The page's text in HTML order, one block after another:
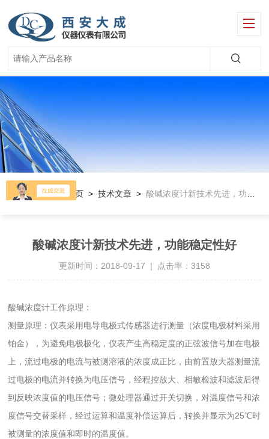
当前位置： 首页 >技术文章 >酸碱浓度计新技术先进，功能稳定性好
酸碱浓度计新技术先进，功能稳定性好
更新时间：2018-09-17 | 点击率：3158
酸碱浓度计工作原理：
测量原理：仪表采用电导电极式传感器进行测量（浓度电极材料采用
铂金），为避免电极极化，仪表产生高稳定度的正弦波信号加在电极
上，流过电极的电流与被测溶液的浓度成正比，由前置放大器测量流
过电极的电流并转换为电压信号，经程控放大、相敏检波和滤波后得
到反映浓度值的电压信号；微处理器通过开关切换，对温度信号和浓
度信号交替采样，经过运算和温度补偿运算后，转换并显示为25℃时
被测量的浓度值和即时的温度值。